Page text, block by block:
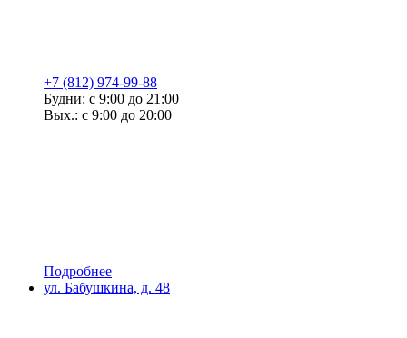
+7 (812) 974-99-88
Будни: с 9:00 до 21:00
Вых.: с 9:00 до 20:00
Подробнее
ул. Бабушкина, д. 48